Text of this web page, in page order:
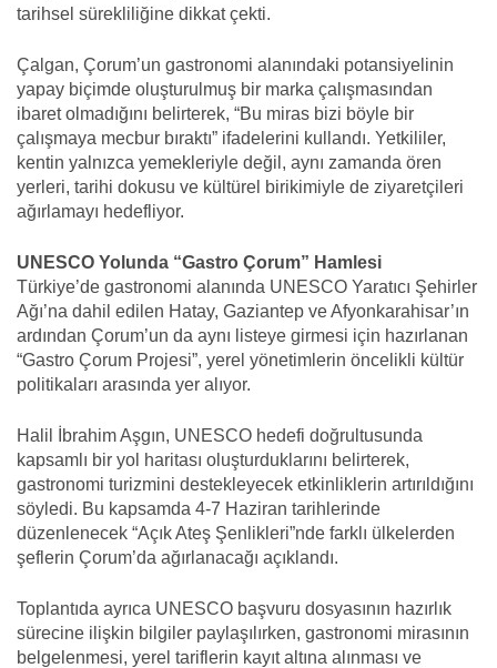
tarihsel sürekliliğine dikkat çekti.
Çalgan, Çorum’un gastronomi alanındaki potansiyelinin
yapay biçimde oluşturulmuş bir marka çalışmasından
ibaret olmadığını belirterek, “Bu miras bizi böyle bir
çalışmaya mecbur bıraktı” ifadelerini kullandı. Yetkililer,
kentin yalnızca yemekleriyle değil, aynı zamanda ören
yerleri, tarihi dokusu ve kültürel birikimiyle de ziyaretçileri
ağırlamayı hedefliyor.
UNESCO Yolunda “Gastro Çorum” Hamlesi
Türkiye’de gastronomi alanında UNESCO Yaratıcı Şehirler
Ağı’na dahil edilen Hatay, Gaziantep ve Afyonkarahisar’ın
ardından Çorum’un da aynı listeye girmesi için hazırlanan
“Gastro Çorum Projesi”, yerel yönetimlerin öncelikli kültür
politikaları arasında yer alıyor.
Halil İbrahim Aşgın, UNESCO hedefi doğrultusunda
kapsamlı bir yol haritası oluşturduklarını belirterek,
gastronomi turizmini destekleyecek etkinliklerin artırıldığını
söyledi. Bu kapsamda 4-7 Haziran tarihlerinde
düzenlenecek “Açık Ateş Şenlikleri”nde farklı ülkelerden
şeflerin Çorum’da ağırlanacağı açıklandı.
Toplantıda ayrıca UNESCO başvuru dosyasının hazırlık
sürecine ilişkin bilgiler paylaşılırken, gastronomi mirasının
belgelenmesi, yerel tariflerin kayıt altına alınması ve